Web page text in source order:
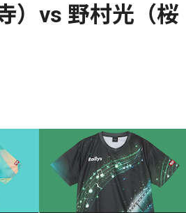
）vs 野村光（桜